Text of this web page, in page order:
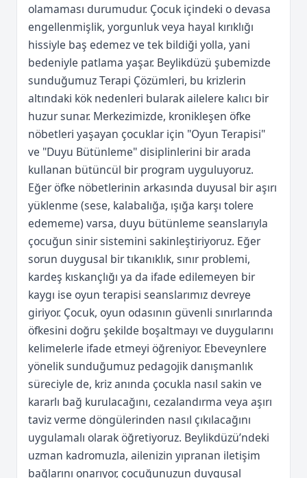
olamaması durumudur. Çocuk içindeki o devasa
engellenmişlik, yorgunluk veya hayal kırıklığı
hissiyle baş edemez ve tek bildiği yolla, yani
bedeniyle patlama yaşar. Beylikdüzü şubemizde
sunduğumuz Terapi Çözümleri, bu krizlerin
altındaki kök nedenleri bularak ailelere kalıcı bir
huzur sunar. Merkezimizde, kronikleşen öfke
nöbetleri yaşayan çocuklar için "Oyun Terapisi"
ve "Duyu Bütünleme" disiplinlerini bir arada
kullanan bütüncül bir program uyguluyoruz.
Eğer öfke nöbetlerinin arkasında duyusal bir aşırı
yüklenme (sese, kalabalığa, ışığa karşı tolere
edememe) varsa, duyu bütünleme seanslarıyla
çocuğun sinir sistemini sakinleştiriyoruz. Eğer
sorun duygusal bir tıkanıklık, sınır problemi,
kardeş kıskançlığı ya da ifade edilemeyen bir
kaygı ise oyun terapisi seanslarımız devreye
giriyor. Çocuk, oyun odasının güvenli sınırlarında
öfkesini doğru şekilde boşaltmayı ve duygularını
kelimelerle ifade etmeyi öğreniyor. Ebeveynlere
yönelik sunduğumuz pedagojik danışmanlık
süreciyle de, kriz anında çocukla nasıl sakin ve
kararlı bağ kurulacağını, cezalandırma veya aşırı
taviz verme döngülerinden nasıl çıkılacağını
uygulamalı olarak öğretiyoruz. Beylikdüzü’ndeki
uzman kadromuzla, ailenizin yıpranan iletişim
bağlarını onarıyor, çocuğunuzun duygusal